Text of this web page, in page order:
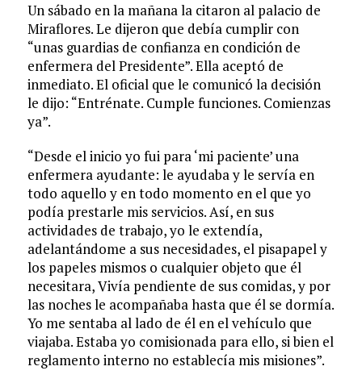
Un sábado en la mañana la citaron al palacio de
Miraflores. Le dijeron que debía cumplir con
“unas guardias de confianza en condición de
enfermera del Presidente”. Ella aceptó de
inmediato. El oficial que le comunicó la decisión
le dijo: “Entrénate. Cumple funciones. Comienzas
ya”.
“Desde el inicio yo fui para ‘mi paciente’ una
enfermera ayudante: le ayudaba y le servía en
todo aquello y en todo momento en el que yo
podía prestarle mis servicios. Así, en sus
actividades de trabajo, yo le extendía,
adelantándome a sus necesidades, el pisapapel y
los papeles mismos o cualquier objeto que él
necesitara, Vivía pendiente de sus comidas, y por
las noches le acompañaba hasta que él se dormía.
Yo me sentaba al lado de él en el vehículo que
viajaba. Estaba yo comisionada para ello, si bien el
reglamento interno no establecía mis misiones”.